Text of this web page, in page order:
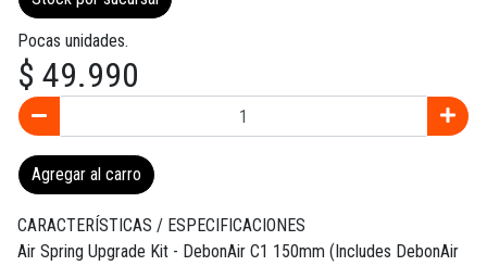
Pocas unidades.
$ 49.990
Agregar al carro
CARACTERÍSTICAS / ESPECIFICACIONES
Air Spring Upgrade Kit - DebonAir C1 150mm (Includes DebonAir